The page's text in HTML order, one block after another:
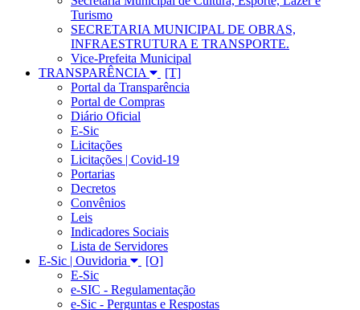
Turismo
SECRETARIA MUNICIPAL DE OBRAS,
INFRAESTRUTURA E TRANSPORTE.
Vice-Prefeita Municipal
TRANSPARÊNCIA
Portal da Transparência
Portal de Compras
Diário Oficial
E-Sic
Licitações
Licitações | Covid-19
Portarias
Decretos
Convênios
Leis
Indicadores Sociais
Lista de Servidores
E-Sic | Ouvidoria
E-Sic
e-SIC - Regulamentação
e-Sic - Perguntas e Respostas